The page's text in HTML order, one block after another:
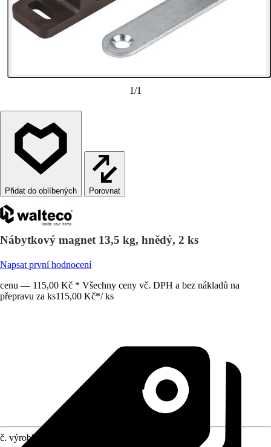
1/1
Porovnat
Nábytkový magnet 13,5 kg, hnědý, 2 ks
Napsat první hodnocení
cenu — 115,00 Kč * Všechny ceny vč. DPH a bez nákladů na
přepravu za ks115,00 Kč*/ ks
č. výrobku